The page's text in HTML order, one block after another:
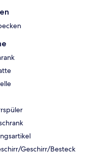
Geschirr/Besteck